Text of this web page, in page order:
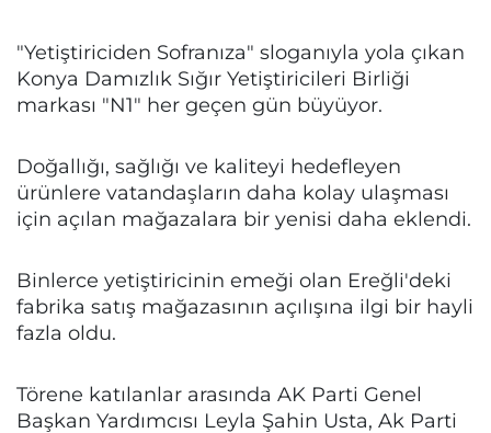
"Yetiştiriciden Sofranıza" sloganıyla yola çıkan
Konya Damızlık Sığır Yetiştiricileri Birliği
markası "N1" her geçen gün büyüyor.
Doğallığı, sağlığı ve kaliteyi hedefleyen
ürünlere vatandaşların daha kolay ulaşması
için açılan mağazalara bir yenisi daha eklendi.
Binlerce yetiştiricinin emeği olan Ereğli'deki
fabrika satış mağazasının açılışına ilgi bir hayli
fazla oldu.
Törene katılanlar arasında AK Parti Genel
Başkan Yardımcısı Leyla Şahin Usta, Ak Parti